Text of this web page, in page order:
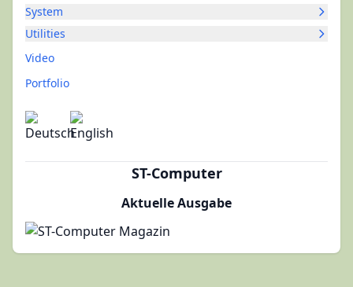
System
Utilities
Video
Portfolio
ST-Computer
Aktuelle Ausgabe